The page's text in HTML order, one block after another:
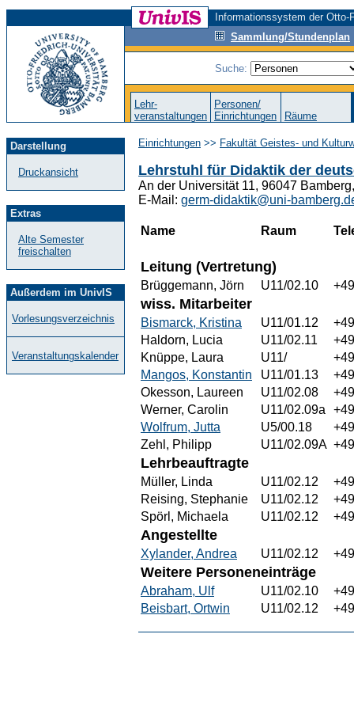
Informationssystem der
Sammlung/Stundenplan
Suche:
Lehr-
veranstaltungen
Personen/
Einrichtungen
Räume
Darstellung
Druckansicht
Extras
Alte Semester
freischalten
Außerdem im UnivIS
Vorlesungsverzeichnis
Veranstaltungskalender
Einrichtungen >> Fakultät Geistes- und
Lehrstuhl für Didaktik der
An der Universität 11, 96047
E-Mail: germ-didaktik@uni-
Name Raum
Leitung (Vertretung)
Brüggemann, Jörn U11/02.10
wiss. Mitarbeiter
Bismarck, Kristina U11/01.12
Haldorn, Lucia
U11/02.11
Knüppe, Laura
U11/
Mangos, Konstantin
U11/01.13
Okesson, Laureen
U11/02.08
Werner, Carolin
U11/02.09a
Wolfrum, Jutta
U5/00.18
Zehl, Philipp
U11/02.09A
Lehrbeauftragte
Müller, Linda U11/02.12
Reising, Stephanie
U11/02.12
Spörl, Michaela
U11/02.12
Angestellte
Xylander, Andrea U11/02.12
Weitere Personeneinträge
Abraham, Ulf U11/02.10
Beisbart, Ortwin
U11/02.12